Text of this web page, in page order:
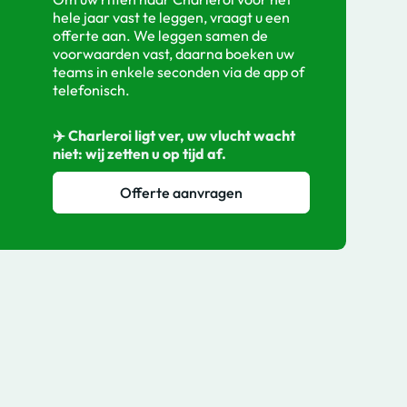
hele jaar vast te leggen, vraagt u een
offerte aan. We leggen samen de
voorwaarden vast, daarna boeken uw
teams in enkele seconden via de app of
telefonisch.
✈️ Charleroi ligt ver, uw vlucht wacht
niet: wij zetten u op tijd af.
Offerte aanvragen